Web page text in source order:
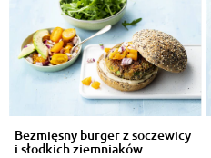
Bezmięsny burger z soczewicy
i słodkich ziemniaków